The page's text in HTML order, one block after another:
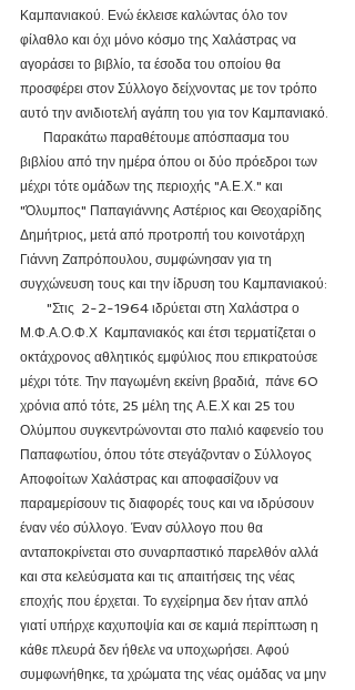
Καμπανιακού. Ενώ έκλεισε καλώντας όλο τον
φίλαθλο και όχι μόνο κόσμο της Χαλάστρας να
αγοράσει το βιβλίο, τα έσοδα του οποίου θα
προσφέρει στον Σύλλογο δείχνοντας με τον τρόπο
αυτό την ανιδιοτελή αγάπη του για τον Καμπανιακό.
βιβλίου από την ημέρα όπου οι δύο πρόεδροι των
μέχρι τότε ομάδων της περιοχής "Α.Ε.Χ." και
"Όλυμπος" Παπαγιάννης Αστέριος και Θεοχαρίδης
Δημήτριος, μετά από προτροπή του κοινοτάρχη
Γιάννη Ζαπρόπουλου, συμφώνησαν για τη
συγχώνευση τους και την ίδρυση του Καμπανιακού:
Μ.Φ.Α.Ο.Φ.Χ  Καμπανιακός και έτσι τερματίζεται ο
οκτάχρονος αθλητικός εμφύλιος που επικρατούσε
μέχρι τότε. Την παγωμένη εκείνη βραδιά,  πάνε 60
χρόνια από τότε, 25 μέλη της Α.Ε.Χ και 25 του
Ολύμπου συγκεντρώνονται στο παλιό καφενείο του
Παπαφωτίου, όπου τότε στεγάζονταν ο Σύλλογος
Αποφοίτων Χαλάστρας και αποφασίζουν να
παραμερίσουν τις διαφορές τους και να ιδρύσουν
έναν νέο σύλλογο. Έναν σύλλογο που θα
ανταποκρίνεται στο συναρπαστικό παρελθόν αλλά
και στα κελεύσματα και τις απαιτήσεις της νέας
εποχής που έρχεται. Το εγχείρημα δεν ήταν απλό
γιατί υπήρχε καχυποψία και σε καμιά περίπτωση η
κάθε πλευρά δεν ήθελε να υποχωρήσει. Αφού
συμφωνήθηκε, τα χρώματα της νέας ομάδας να μην